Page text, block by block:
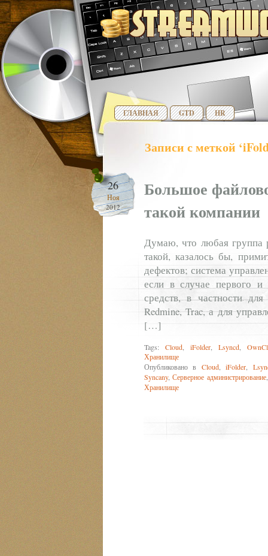
ГЛАВНАЯ GTD HR
Записи с меткой
26
Ноя
2012
Большое
такой компании
Думаю, что любая группа
такой, казалось бы,
дефектов; система
если в случае первого и
средств, в частности
Redmine, Trac, а для
[…]
Tags: Cloud iFolder Lsyncd
Хранилище
Опубликовано в Cloud,iFolder
Syncany,Серверное администрирование
Хранилище